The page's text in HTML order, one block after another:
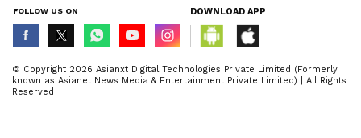
FOLLOW US ON DOWNLOAD APP
© Copyright 2026 Asianxt Digital Technologies Private Limited (Formerly
known as Asianet News Media & Entertainment Private Limited) | All Rights
Reserved